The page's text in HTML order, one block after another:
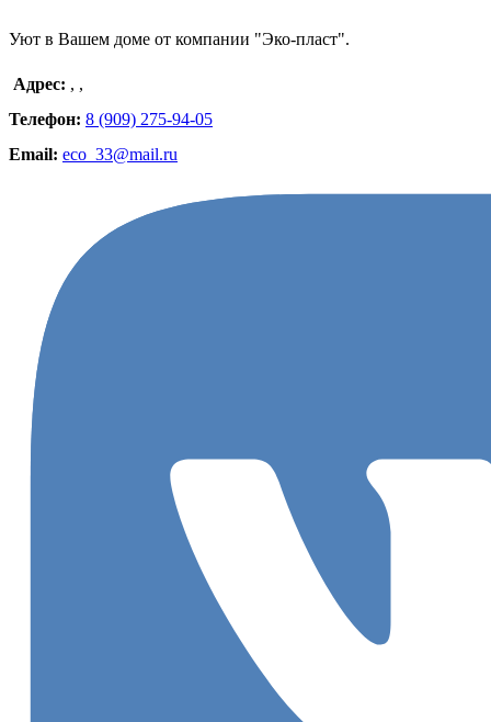
Уют в Вашем доме от компании "Эко-пласт".
Адрес: , ,
Телефон: 8 (909) 275-94-05
Email: eco_33@mail.ru